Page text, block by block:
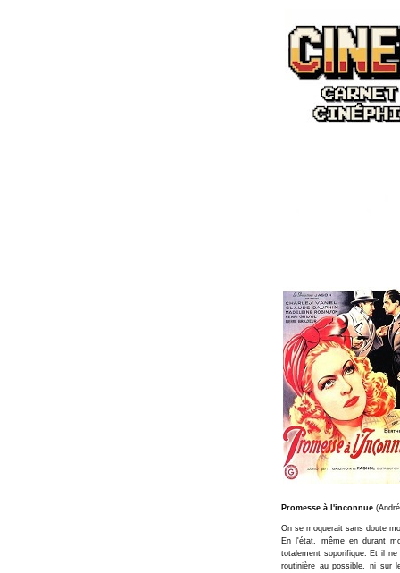
Promesse à l'inconnue
On se moquerait sans doute
En l'état, même en durant
totalement soporifique. Et il
routinière au possible, ni sur